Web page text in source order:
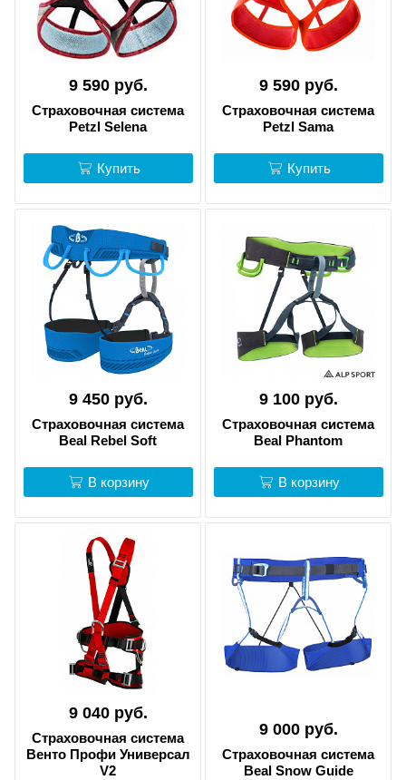
9 590 руб.
Страховочная система
Petzl Selena
Купить
9 590 руб.
Страховочная система
Petzl Sama
Купить
9 450 руб.
Страховочная система
Beal Rebel Soft
В корзину
9 100 руб.
Страховочная система
Beal Phantom
В корзину
9 040 руб.
Страховочная система
Венто Профи Универсал
V2
9 000 руб.
Страховочная система
Beal Snow Guide